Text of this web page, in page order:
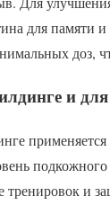
для памяти
доз,
и для
тренировок и